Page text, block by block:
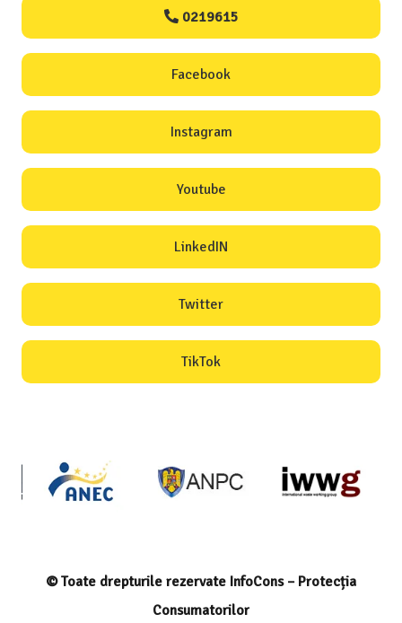
0219615
Facebook
Instagram
Youtube
LinkedIN
Twitter
TikTok
© Toate drepturile rezervate InfoCons – Protecția
Consumatorilor